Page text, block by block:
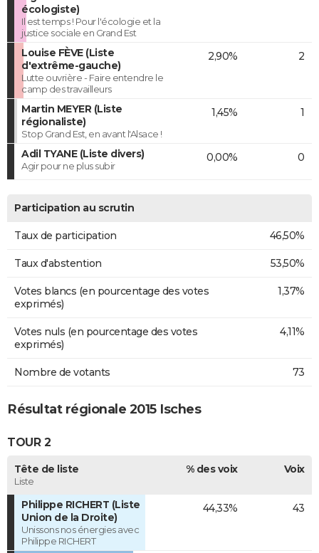
écologiste)
Il est temps ! Pour l'écologie et la
justice sociale en Grand Est
Louise FÈVE (Liste
d'extrême-gauche)
Lutte ouvrière - Faire entendre le
camp des travailleurs
2,90% 2
Martin MEYER (Liste
régionaliste)
Stop Grand Est, en avant l'Alsace !
1,45% 1
Adil TYANE (Liste divers)
Agir pour ne plus subir
0,00% 0
Participation au scrutin
Taux de participation 46,50%
Taux d'abstention 53,50%
Votes blancs (en pourcentage des votes
exprimés)
1,37%
Votes nuls (en pourcentage des votes
exprimés)
4,11%
Nombre de votants 73
Résultat régionale 2015 Isches
TOUR 2
Tête de liste
Liste
% des voix Voix
Philippe RICHERT (Liste
Union de la Droite)
Unissons nos énergies avec
Philippe RICHERT
44,33% 43